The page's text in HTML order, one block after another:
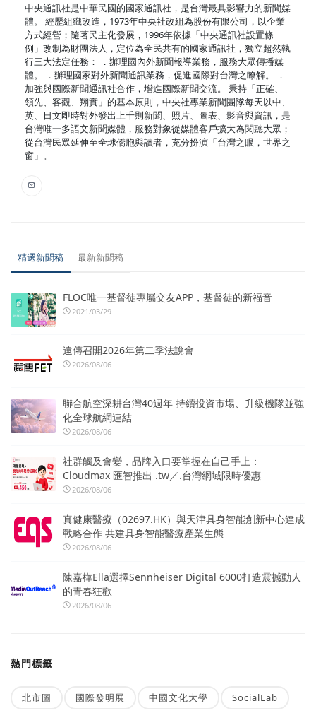
中央通訊社是中華民國的國家通訊社，是台灣最具影響力的新聞媒
體。 經歷組織改造，1973年中央社改組為股份有限公司，以企業
方式經營；隨著民主化發展，1996年依據「中央通訊社設置條
例」改制為財團法人，定位為全民共有的國家通訊社，獨立超然執
行三大法定任務： ．辦理國內外新聞報導業務，服務大眾傳播媒
體。 ．辦理國家對外新聞通訊業務，促進國際對台灣之瞭解。 ．
加強與國際新聞通訊社合作，增進國際新聞交流。 秉持「正確、
領先、客觀、翔實」的基本原則，中央社專業新聞團隊每天以中、
英、日文即時對外發出上千則新聞、照片、圖表、影音與資訊，是
台灣唯一多語文新聞媒體，服務對象從媒體客戶擴大為閱聽大眾；
從台灣民眾延伸至全球僑胞與讀者，充分扮演「台灣之眼，世界之
窗」。
精選新聞稿 最新新聞稿
FLOC唯一基督徒專屬交友APP，基督徒的新福音
2021/03/29
遠傳召開2026年第二季法說會
2026/08/06
聯合航空深耕台灣40週年 持續投資市場、升級機隊並強
化全球航網連結
2026/08/06
社群觸及會變，品牌入口要掌握在自己手上：
Cloudmax 匯智推出 .tw／.台灣網域限時優惠
2026/08/06
真健康醫療（02697.HK）與天津具身智能創新中心達成
戰略合作 共建具身智能醫療產業生態
2026/08/06
陳嘉樺Ella選擇Sennheiser Digital 6000打造震撼動人
的青春狂歡
2026/08/06
熱門標籤
北市圖 國際發明展 中國文化大學 SocialLab